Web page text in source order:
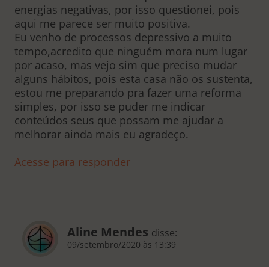
energias negativas, por isso questionei, pois
aqui me parece ser muito positiva.
Eu venho de processos depressivo a muito
tempo,acredito que ninguém mora num lugar
por acaso, mas vejo sim que preciso mudar
alguns hábitos, pois esta casa não os sustenta,
estou me preparando pra fazer uma reforma
simples, por isso se puder me indicar
conteúdos seus que possam me ajudar a
melhorar ainda mais eu agradeço.
Acesse para responder
Aline Mendes disse:
09/setembro/2020 às 13:39